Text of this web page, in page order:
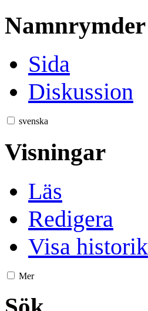
Namnrymder
Sida
Diskussion
svenska
Visningar
Läs
Redigera
Visa historik
Mer